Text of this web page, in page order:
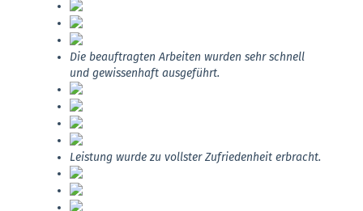
Die beauftragten Arbeiten wurden sehr schnell
und gewissenhaft ausgeführt.
Leistung wurde zu vollster Zufriedenheit erbracht.